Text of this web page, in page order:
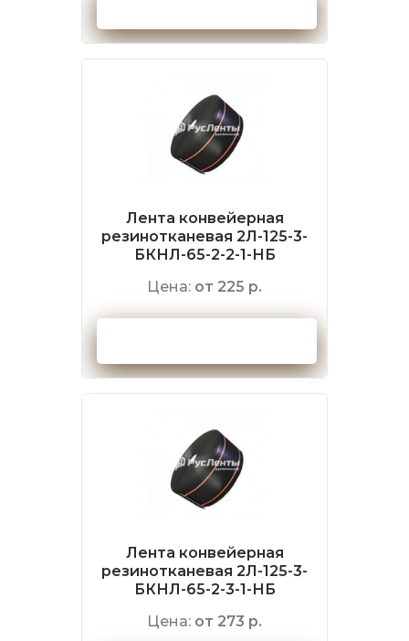
Лента конвейерная
резинотканевая 2Л-125-3-
БКНЛ-65-2-2-1-НБ
Цена: от 225 р.
Лента конвейерная
резинотканевая 2Л-125-3-
БКНЛ-65-2-3-1-НБ
Цена: от 273 р.